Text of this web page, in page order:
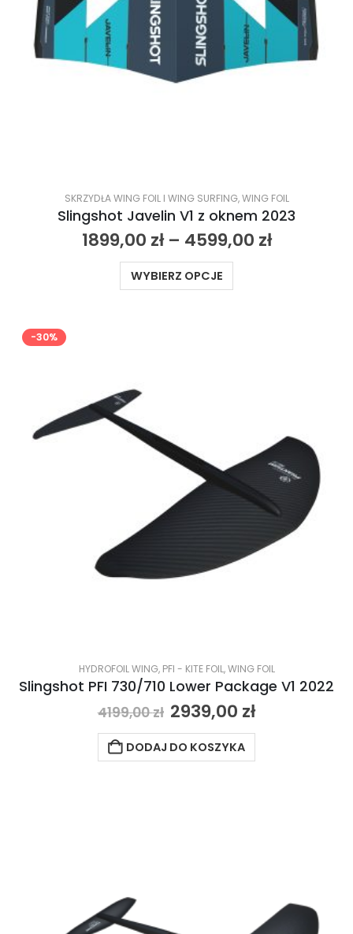
SKRZYDŁA WING FOIL I WING SURFING,WING FOIL
Slingshot Javelin V1 z oknem 2023
1899,00 zł – 4599,00 zł
WYBIERZ OPCJE
-30%
HYDROFOIL WING, PFI - KITE FOIL,WING FOIL
Slingshot PFI 730/710 Lower Package V1 2022
4199,00zł 2939,00 zł
DODAJ DO KOSZYKA